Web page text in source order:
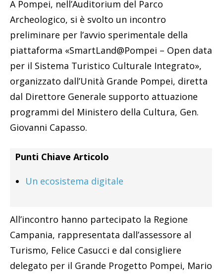
A Pompei, nell’Auditorium del Parco
Archeologico, si è svolto un incontro
preliminare per l’avvio sperimentale della
piattaforma «SmartLand@Pompei – Open data
per il Sistema Turistico Culturale Integrato»,
organizzato dall’Unità Grande Pompei, diretta
dal Direttore Generale supporto attuazione
programmi del Ministero della Cultura, Gen.
Giovanni Capasso.
Punti Chiave Articolo
Un ecosistema digitale
All’incontro hanno partecipato la Regione
Campania, rappresentata dall’assessore al
Turismo, Felice Casucci e dal consigliere
delegato per il Grande Progetto Pompei, Mario